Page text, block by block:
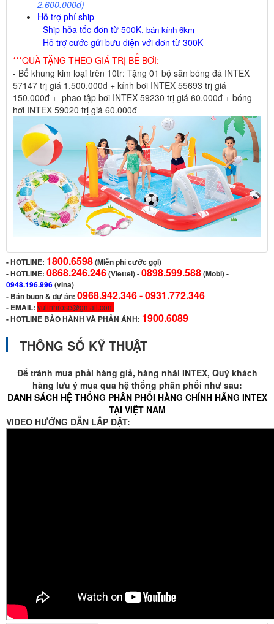
2.600.000đ)
Hỗ trợ phí ship
- Ship hỏa tốc đơn từ 500K, bán kính 6km
- Hỗ trợ cước gửi bưu điện với đơn từ 300K
***QUÀ TẶNG THEO GIÁ TRỊ BỂ BƠI:
- Bể khung kim loại trên 10tr: Tặng 01 bộ sân bóng đá INTEX
57147 trị giá 1.500.000đ + kính bơi INTEX 55693 trị giá
150.000đ + phao tập bơi INTEX 59230 trị giá 60.000đ + bóng
hơi INTEX 59020 trị giá 60.000đ
-HOTLINE: 1800.6598(Miễn phí cước gọi)
- HOTLINE: 0868.246.246(Viettel)-0898.599.588(Mobi) -
0948.196.996(vina)
- Bán buôn & dự án: 0968.942.346 -0931.772.346
- EMAIL: vulinhrose@gmail.com
-HOTLINE BẢO HÀNH VÀ PHẢN ÁNH: 1900.6089
THÔNG SỐ KỸ THUẬT
Để tránh mua phải hàng giả, hàng nhái INTEX, Quý khách
hàng lưu ý mua qua hệ thống phân phối như sau:
DANH SÁCH HỆ THỐNG PHÂN PHỐI HÀNG CHÍNH HÃNG INTEX
TẠI VIỆT NAM
VIDEO HƯỚNG DẪN LẮP ĐẶT: